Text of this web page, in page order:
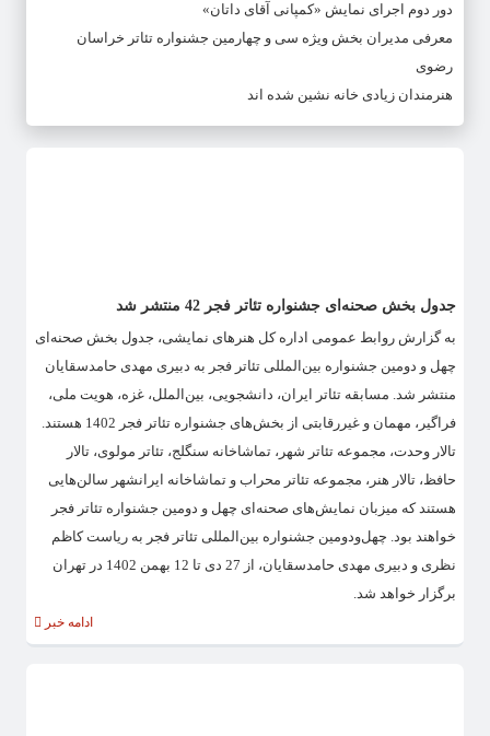
دور دوم اجرای نمایش «کمپانی آقای داتان»
معرفی مدیران بخش ویژه سی و چهارمین جشنواره تئاتر خراسان
رضوی
هنرمندان زیادی خانه نشین شده اند
جدول بخش صحنه‌ای جشنواره تئاتر فجر 42 منتشر شد
به گزارش روابط عمومی اداره کل هنرهای نمایشی، جدول بخش صحنه‌ای
چهل و دومین جشنواره بین‌المللی تئاتر فجر به دبیری مهدی حامدسقایان
منتشر شد. مسابقه تئاتر ایران، دانشجویی، بین‌الملل، غزه، هویت ملی،
فراگیر، مهمان و غیررقابتی از بخش‌های جشنواره تئاتر فجر 1402 هستند.
تالار وحدت، مجموعه تئاتر شهر، تماشاخانه سنگلج، تئاتر مولوی، تالار
حافظ، تالار هنر، مجموعه تئاتر محراب و تماشاخانه ایرانشهر سالن‌هایی
هستند که میزبان نمایش‌های صحنه‌ای چهل و دومین جشنواره تئاتر فجر
خواهند بود. چهل‌و‌دومین جشنواره بین‌المللی تئاتر فجر به ریاست کاظم
نظری و دبیری مهدی حامدسقایان، از 27 دی تا 12 بهمن 1402 در تهران
برگزار خواهد شد.
ادامه خبر